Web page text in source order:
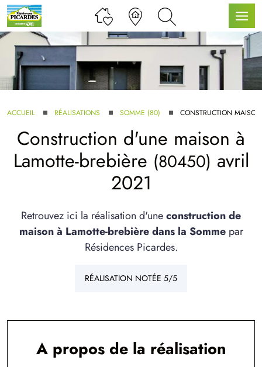
SERVICE BDL EXTENSION
ARTICLES
ACCUEIL RÉALISATIONS SOMME (80) CONSTRUCTION
Construction d'une maison à
Lamotte-brebière (80450) avril
2021
Retrouvez ici la réalisation d'uneconstruction de
maison à Lamotte-brebière dans la Sommepar
Résidences Picardes.
RÉALISATION NOTÉE 5/5
A propos de la réalisation